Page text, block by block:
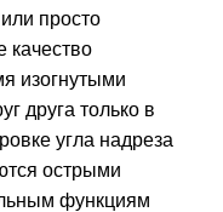
просто
качество
изогнутыми
друга только в
угла надреза
острыми
функциям